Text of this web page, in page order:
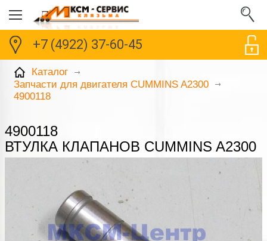
+7 (4922) 37-60-45
Каталог
Запчасти для двигателя CUMMINS A2300
4900118
4900118
ВТУЛКА КЛАПАНОВ CUMMINS A2300